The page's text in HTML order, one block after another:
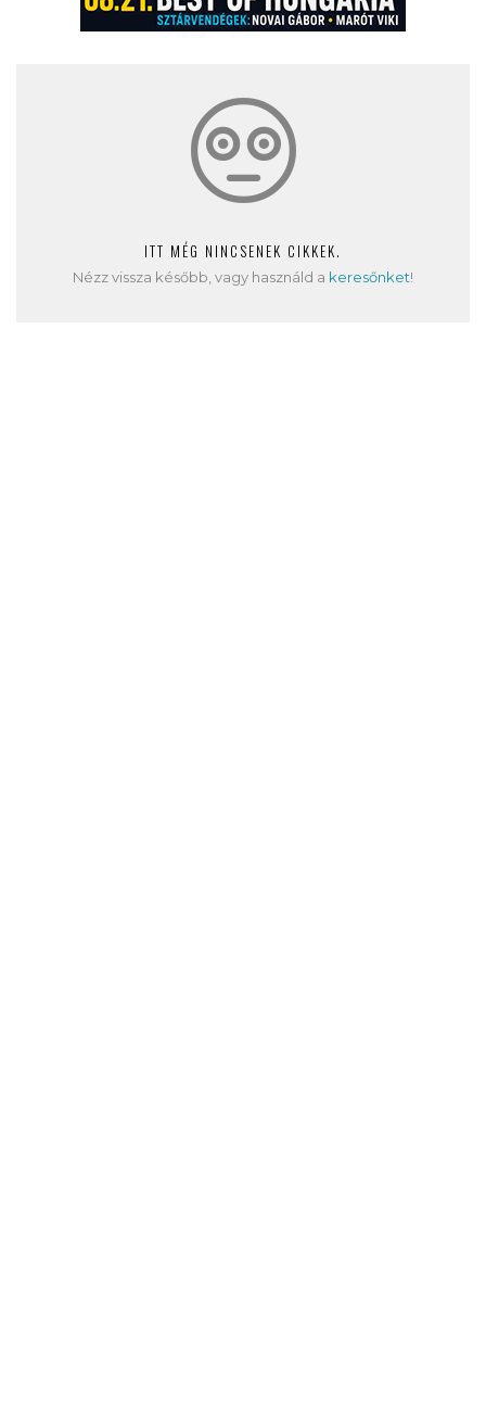
ITT MÉG NINCSENEK CIKKEK.
Nézz vissza később, vagy használd a keresőnket!